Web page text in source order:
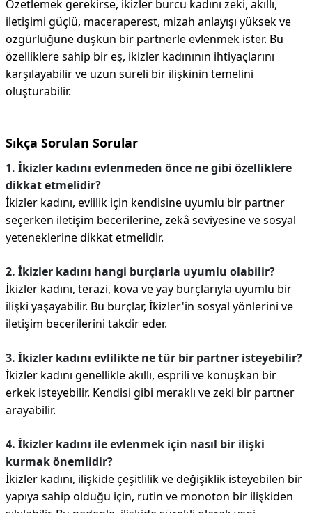
Özetlemek gerekirse, ikizler burcu kadını zeki, akıllı,
iletişimi güçlü, maceraperest, mizah anlayışı yüksek ve
özgürlüğüne düşkün bir partnerle evlenmek ister. Bu
özelliklere sahip bir eş, ikizler kadınının ihtiyaçlarını
karşılayabilir ve uzun süreli bir ilişkinin temelini
oluşturabilir.
Sıkça Sorulan Sorular
1. İkizler kadını evlenmeden önce ne gibi özelliklere
dikkat etmelidir?
İkizler kadını, evlilik için kendisine uyumlu bir partner
seçerken iletişim becerilerine, zekâ seviyesine ve sosyal
yeteneklerine dikkat etmelidir.
2. İkizler kadını hangi burçlarla uyumlu olabilir?
İkizler kadını, terazi, kova ve yay burçlarıyla uyumlu bir
ilişki yaşayabilir. Bu burçlar, İkizler'in sosyal yönlerini ve
iletişim becerilerini takdir eder.
3. İkizler kadını evlilikte ne tür bir partner isteyebilir?
İkizler kadını genellikle akıllı, esprili ve konuşkan bir
erkek isteyebilir. Kendisi gibi meraklı ve zeki bir partner
arayabilir.
4. İkizler kadını ile evlenmek için nasıl bir ilişki
kurmak önemlidir?
İkizler kadını, ilişkide çeşitlilik ve değişiklik isteyebilen bir
yapıya sahip olduğu için, rutin ve monoton bir ilişkiden